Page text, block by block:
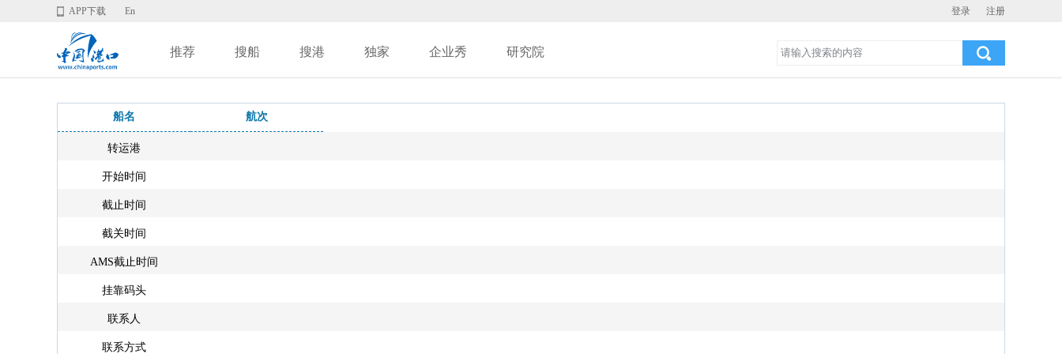
登录 注册
APP下载 En
推荐 搜船 搜港 独家 企业秀 研究院
船名 航次
转运港
开始时间
截止时间
截关时间
AMS截止时间
挂靠码头
联系人
联系方式